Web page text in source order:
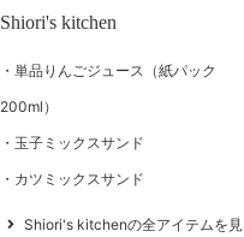
Shiori's kitchen
単品りんごジュース（紙パック
200ml）
玉子ミックスサンド
カツミックスサンド
Shiori's kitchenの全アイテムを見